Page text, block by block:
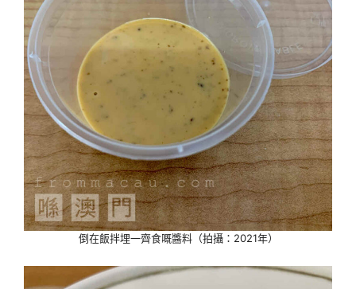
倒在飯拌埋一齊食嘅醬料（拍攝：2021年）